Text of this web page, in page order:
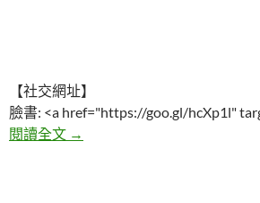
【社交網址】
臉書: <a href="https://goo.gl/hcXp1l"
閱讀全文 五個你該在洗澡時順便尿尿的
→